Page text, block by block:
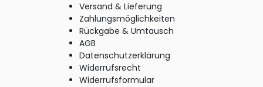
Versand & Lieferung
Zahlungsmöglichkeiten
Rückgabe & Umtausch
AGB
Datenschutzerklärung
Widerrufsrecht
Widerrufsformular